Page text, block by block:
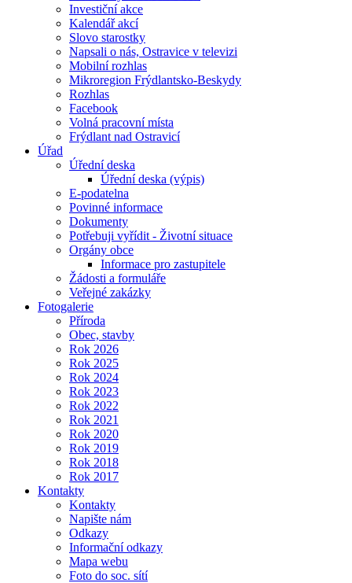
Investiční akce
Kalendář akcí
Slovo starostky
Napsali o nás, Ostravice v televizi
Mobilní rozhlas
Mikroregion Frýdlantsko-Beskydy
Rozhlas
Facebook
Volná pracovní místa
Frýdlant nad Ostravicí
Úřad
Úřední deska
Úřední deska (výpis)
E-podatelna
Povinné informace
Dokumenty
Potřebuji vyřídit - Životní situace
Orgány obce
Informace pro zastupitele
Žádosti a formuláře
Veřejné zakázky
Fotogalerie
Příroda
Obec, stavby
Rok 2026
Rok 2025
Rok 2024
Rok 2023
Rok 2022
Rok 2021
Rok 2020
Rok 2019
Rok 2018
Rok 2017
Kontakty
Kontakty
Napište nám
Odkazy
Informační odkazy
Mapa webu
Foto do soc. sítí